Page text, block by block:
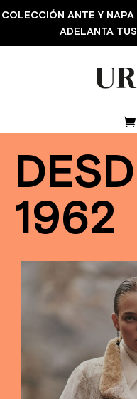
COLECCIÓN ANTE
ADELANTA TUS
1962